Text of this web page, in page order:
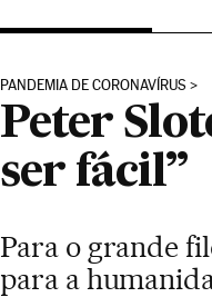
PANDEMIA DE CORONAVÍRUS
Peter
ser fácil”
Para o grande
para a